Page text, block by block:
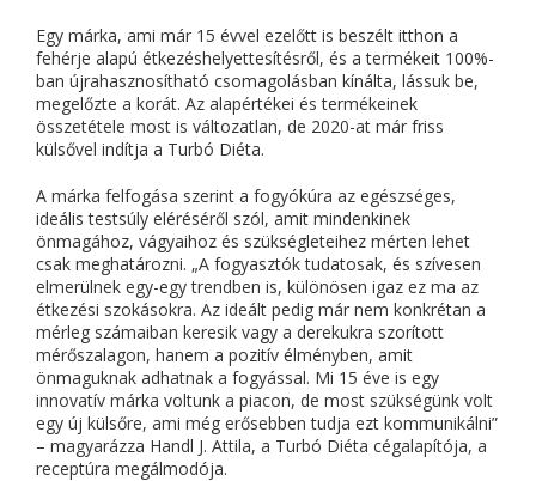
Egy márka, ami már 15 évvel ezelőtt is beszélt itthon a
fehérje alapú étkezéshelyettesítésről, és a termékeit 100%-
ban újrahasznosítható csomagolásban kínálta, lássuk be,
megelőzte a korát. Az alapértékei és termékeinek
összetétele most is változatlan, de 2020-at már friss
külsővel indítja a Turbó Diéta.
A márka felfogása szerint a fogyókúra az egészséges,
ideális testsúly eléréséről szól, amit mindenkinek
önmagához, vágyaihoz és szükségleteihez mérten lehet
csak meghatározni. „A fogyasztók tudatosak, és szívesen
elmerülnek egy-egy trendben is, különösen igaz ez ma az
étkezési szokásokra. Az ideált pedig már nem konkrétan a
mérleg számaiban keresik vagy a derekukra szorított
mérőszalagon, hanem a pozitív élményben, amit
önmaguknak adhatnak a fogyással. Mi 15 éve is egy
innovatív márka voltunk a piacon, de most szükségünk volt
egy új külsőre, ami még erősebben tudja ezt kommunikálni”
– magyarázza Handl J. Attila, a Turbó Diéta cégalapítója, a
receptúra megálmodója.